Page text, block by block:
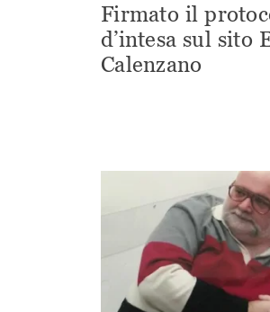
Firmato il
d’intesa sul sito
Calenzano